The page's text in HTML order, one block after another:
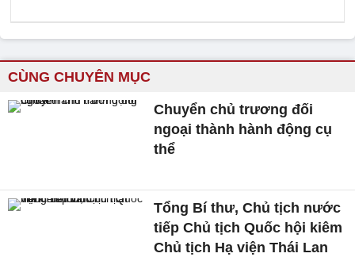
CÙNG CHUYÊN MỤC
Chuyển chủ trương đối
ngoại thành hành động cụ
thể
Tổng Bí thư, Chủ tịch nước
tiếp Chủ tịch Quốc hội kiêm
Chủ tịch Hạ viện Thái Lan